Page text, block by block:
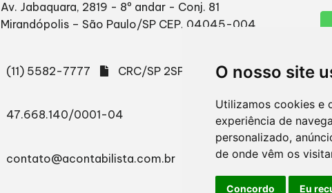
O nosso site
Utilizamos cookies e
experiência de
personalizado,
de onde vêm os
Concordo Eu
Av. Jabaquara, 2819 - 8º andar - Conj. 81
Mirandópolis – São Paulo/SP CEP. 04045-004
(11) 5582-7777 CRC/SP 2SP003665/O-2
47.668.140/0001-04
contato@acontabilista.com.br